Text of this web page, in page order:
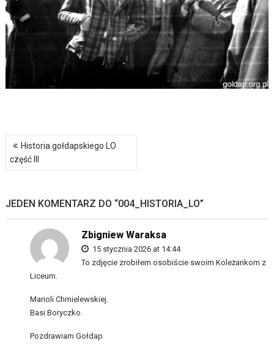
Nawigacja
wpisu
Historia gołdapskiego LO
część III
JEDEN KOMENTARZ DO “004_HISTORIA_LO”
Zbigniew Waraksa
15 stycznia 2026 at 14:44
To zdjęcie zrobiłem osobiście swoim Koleżankom z
Liceum.
Marioli Chmielewskiej.
Basi Boryczko.
Pozdrawiam Gołdap